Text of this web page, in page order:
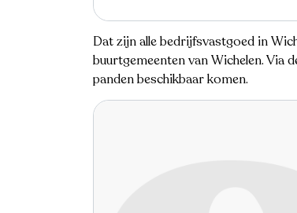
Dat zijn alle bedrijfsvastgoed in
buurtgemeenten van Wichelen. Via
panden beschikbaar komen.